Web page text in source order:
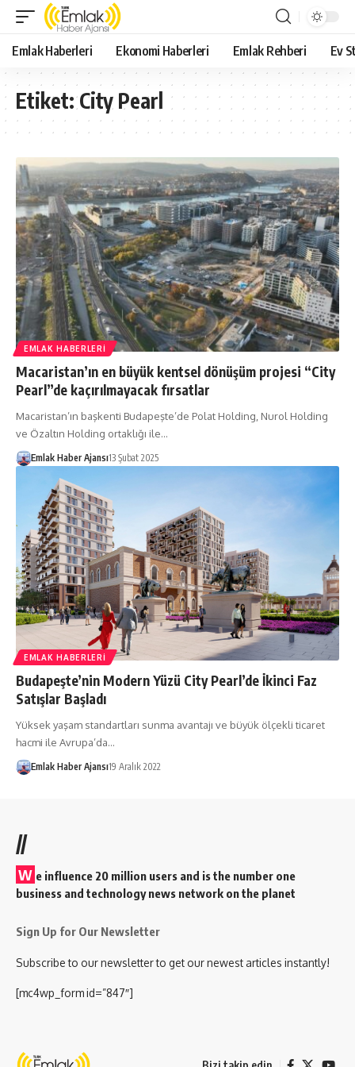
Emlak Haberleri Ekonomi Haberleri Emlak Rehberi Ev
Etiket:City Pearl
EMLAK HABERLERI
Macaristan’ın en büyük kentsel dönüşüm projesi “City
Pearl”de kaçırılmayacak fırsatlar
Macaristan’ın başkenti Budapeşte’de Polat Holding, Nurol Holding
ve Özaltın Holding ortaklığı ile…
Emlak Haber Ajansı13 Şubat 2025
EMLAK HABERLERI
Budapeşte’nin Modern Yüzü City Pearl’de İkinci Faz
Satışlar Başladı
Yüksek yaşam standartları sunma avantajı ve büyük ölçekli ticaret
hacmi ile Avrupa’da…
Emlak Haber Ajansı19 Aralık 2022
//
W e influence 20 million users and is the number one
business and technology news network on the planet
Sign Up for Our Newsletter
Subscribe to our newsletter to get our newest articles instantly!
[mc4wp_form id=”847″]